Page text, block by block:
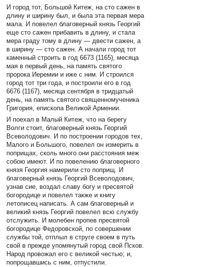
И город тот, Большой Китеж, на сто сажен в
длину и ширину был, и была эта первая мера
мала. И повелел благоверный князь Георгий
еще сто сажен прибавить в длину, и стала
мера граду тому в длину — двести сажен, а
в ширину — сто сажен. А начали город тот
каменный строить в год 6673 (1165), месяца
мая в первый день, на память святого
пророка Иеремии и иже с ним. И строился
город тот три года, и построили его в год
6676 (1167), месяца сентября в тридцатый
день, на память святого священномученика
Григория, епископа Великой Армении.
И поехал в Малый Китеж, что на берегу
Волги стоит, благоверный князь Георгий
Всеволодович. И по построении городов тех,
Малого и Большого, повелел он измерить в
поприщах, сколь много они расстояния меж
собою имеют. И по повелению благоверного
князя Георгия намерили сто поприщ. И
благоверный князь Георгий Всеволодович,
узнав сие, воздал славу богу и пресвятой
богородице и повелел также и книгу
летописец написать. А сам благоверный и
великий князь Георгий повелел всю службу
отслужить. И молебен пропев пресвятой
богородице Федоровской, по совершении
службы той, отплыл в струге своем в путь
свой в прежде упомянутый город свой Псков.
Народ провожал его с великой честью; и,
попрощавшись с ним, отпустили.